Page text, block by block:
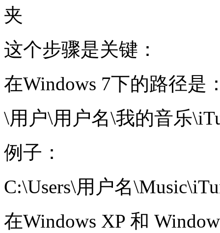
夹
这个步骤是关键：
在Windows 7下的路径是
\用户\用户名\我的音乐
例子：
C:\Users\用户名
在Windows XP 和